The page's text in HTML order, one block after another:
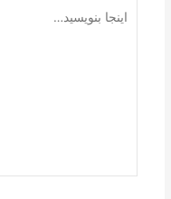
بنویسید…